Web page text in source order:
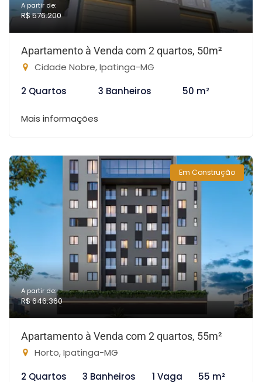
A partir de:
R$ 576.200
Apartamento à Venda com 2 quartos, 50m²
Cidade Nobre, Ipatinga-MG
2 Quartos
3 Banheiros 50 m²
Mais informações
Em Construção
A partir de:
R$ 646.360
Apartamento à Venda com 2 quartos, 55m²
Horto, Ipatinga-MG
2 Quartos
3 Banheiros 1 Vaga 55 m²